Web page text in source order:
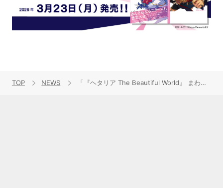
TOP NEWS 「『ヘタリア The Beautiful World』 まわる地球ベスト」、限定版／通常版のジャケットと楽曲試聴公開！